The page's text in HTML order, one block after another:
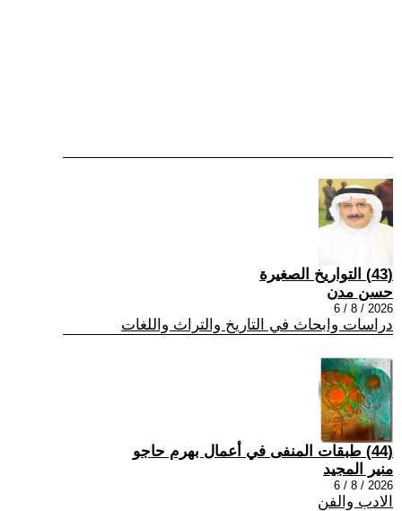
(43) التواريخ الصغيرة
حسن مدن
2026 / 8 / 6
دراسات وابحاث في التاريخ والتراث واللغات
(44) طبقات المنفى في أعمال بهرم حاجو
منير المجيد
2026 / 8 / 6
الادب والفن